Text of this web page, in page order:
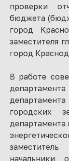
проверки
бюджета
город
заместителя
город
В работе
городских
департамента
начальники